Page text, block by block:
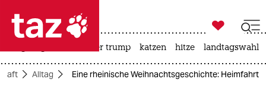
 taz zahl ich
taz zahl ich

taz zahl ich
usa unter trump katzen hitze landtagswahl
Alltag Eine rheinische Weihnachtsgeschichte: Heimfahrt